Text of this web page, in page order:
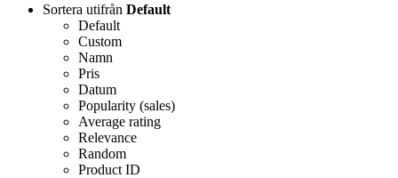
Sortera utifrån Default
Default
Custom
Namn
Pris
Datum
Popularity (sales)
Average rating
Relevance
Random
Product ID